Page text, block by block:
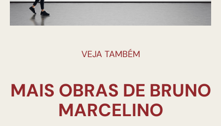
VEJA TAMBÉM
MAIS OBRAS DE BRUNO